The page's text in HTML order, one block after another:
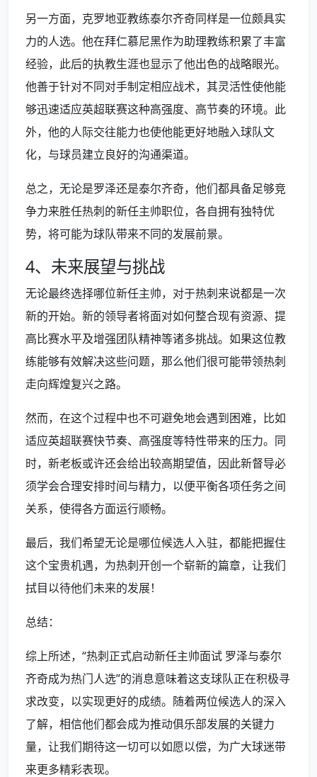
另一方面，克罗地亚教练泰尔齐奇同样是一位颇具实
力的人选。他在拜仁慕尼黑作为助理教练积累了丰富
经验，此后的执教生涯也显示了他出色的战略眼光。
他善于针对不同对手制定相应战术，其灵活性使他能
够迅速适应英超联赛这种高强度、高节奏的环境。此
外，他的人际交往能力也使他能更好地融入球队文
化，与球员建立良好的沟通渠道。
总之，无论是罗泽还是泰尔齐奇，他们都具备足够竞
争力来胜任热刺的新任主帅职位，各自拥有独特优
势，将可能为球队带来不同的发展前景。
4、未来展望与挑战
无论最终选择哪位新任主帅，对于热刺来说都是一次
新的开始。新的领导者将面对如何整合现有资源、提
高比赛水平及增强团队精神等诸多挑战。如果这位教
练能够有效解决这些问题，那么他们很可能带领热刺
走向辉煌复兴之路。
然而，在这个过程中也不可避免地会遇到困难，比如
适应英超联赛快节奏、高强度等特性带来的压力。同
时，新老板或许还会给出较高期望值，因此新督导必
须学会合理安排时间与精力，以便平衡各项任务之间
关系，使得各方面运行顺畅。
最后，我们希望无论是哪位候选人入驻，都能把握住
这个宝贵机遇，为热刺开创一个崭新的篇章，让我们
拭目以待他们未来的发展！
总结：
综上所述，“热刺正式启动新任主帅面试 罗泽与泰尔
齐奇成为热门人选”的消息意味着这支球队正在积极寻
求改变，以实现更好的成绩。随着两位候选人的深入
了解，相信他们都会成为推动俱乐部发展的关键力
量，让我们期待这一切可以如愿以偿，为广大球迷带
来更多精彩表现。